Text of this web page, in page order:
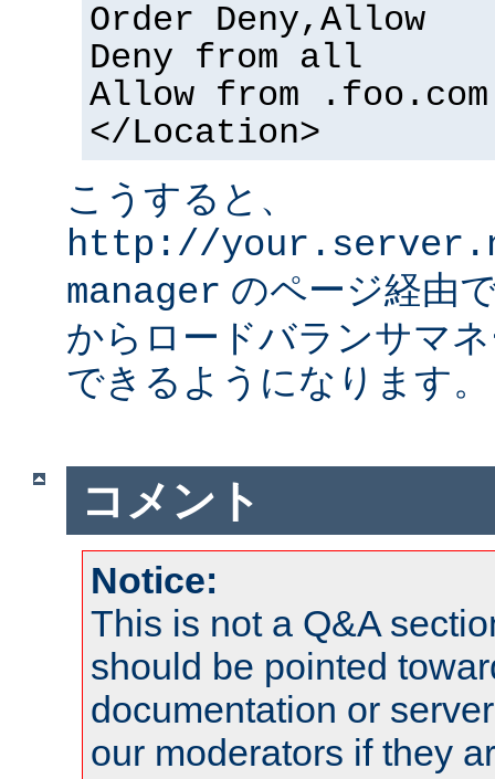
Order Deny,Allow
Deny from all
Allow from .foo.com
</Location>
こうすると、
http://
manager のページ経由
からロードバランサマ
できるようになります。
コメント
Notice:
This is not a Q&A
should be pointed
documentation or
our moderators if they